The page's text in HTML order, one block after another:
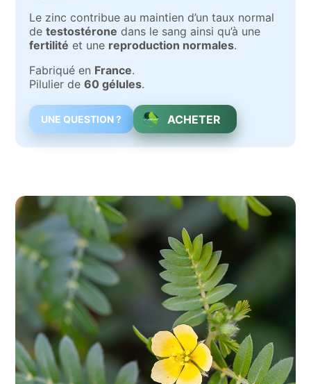
Le zinc contribue au maintien d’un taux normal
detestostérone dans le sang ainsi qu’à une
fertilité et une reproduction normales.
Fabriqué en France.
Pilulier de60 gélules.
UNE QUESTION ? ACHETER